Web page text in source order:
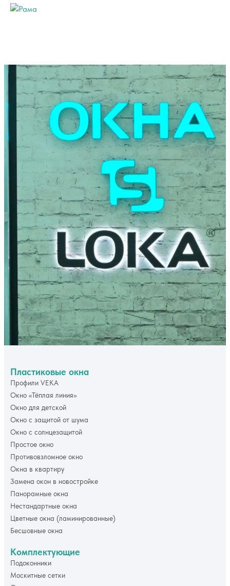
Пластиковые окна
Профили VEKA
Окно «Тёплая линия»
Окно для детской
Окно с защитой от шума
Окно с солнцезащитой
Простое окно
Противовзломное окно
Окна в квартиру
Замена окон в новостройке
Панорамные окна
Нестандартные окна
Цветные окна (ламинированные)
Бесшовные окна
Комплектующие
Подоконники
Москитные сетки